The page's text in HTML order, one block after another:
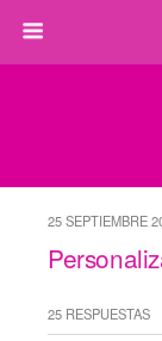
25 SEPTIEMBRE
25 RESPUESTAS